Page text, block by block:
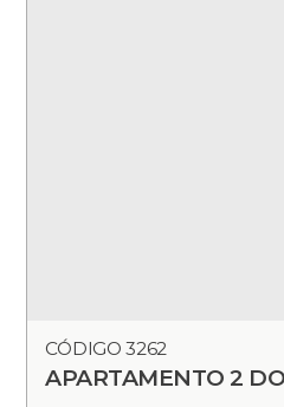
CÓDIGO 3262
APARTAMENTO 2